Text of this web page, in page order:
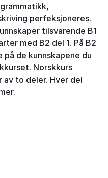
perfeksjoneres.
tilsvarende B1
med B2 del 1. På B2
de kunnskapene du
Norskkurs
av to deler. Hver del